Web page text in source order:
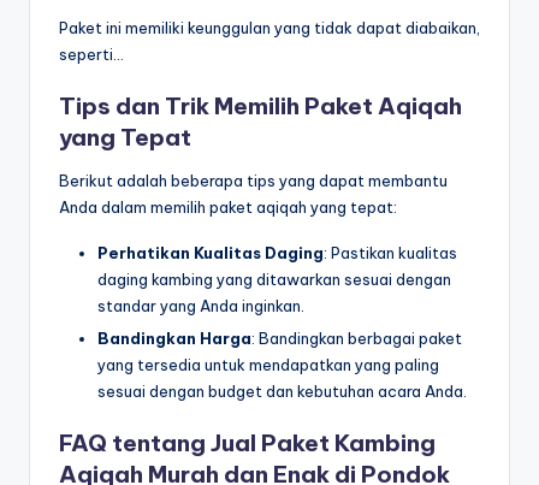
Paket ini memiliki keunggulan yang tidak dapat diabaikan,
seperti…
Tips dan Trik Memilih Paket Aqiqah
yang Tepat
Berikut adalah beberapa tips yang dapat membantu
Anda dalam memilih paket aqiqah yang tepat:
Perhatikan Kualitas Daging: Pastikan kualitas
daging kambing yang ditawarkan sesuai dengan
standar yang Anda inginkan.
Bandingkan Harga: Bandingkan berbagai paket
yang tersedia untuk mendapatkan yang paling
sesuai dengan budget dan kebutuhan acara Anda.
FAQ tentang Jual Paket Kambing
Aqiqah Murah dan Enak di Pondok